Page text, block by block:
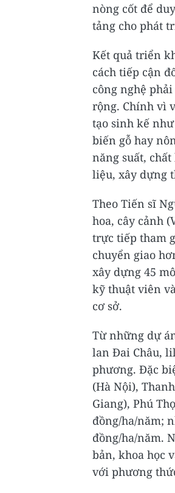
nòng cốt để
tảng cho phát
Kết quả triển
cách tiếp cận
công nghệ
rộng. Chính vì
tạo sinh kế
biến gỗ hay
năng suất,
liệu, xây dựng
Theo Tiến sĩ
hoa, cây cảnh
trực tiếp tham
chuyển giao
xây dựng 45
kỹ thuật viên
cơ sở.
Từ những dự
lan Đai Châu,
phương. Đặc
(Hà Nội),
Giang), Phú
đồng/ha/năm;
đồng/ha/năm.
bản, khoa học
với phương